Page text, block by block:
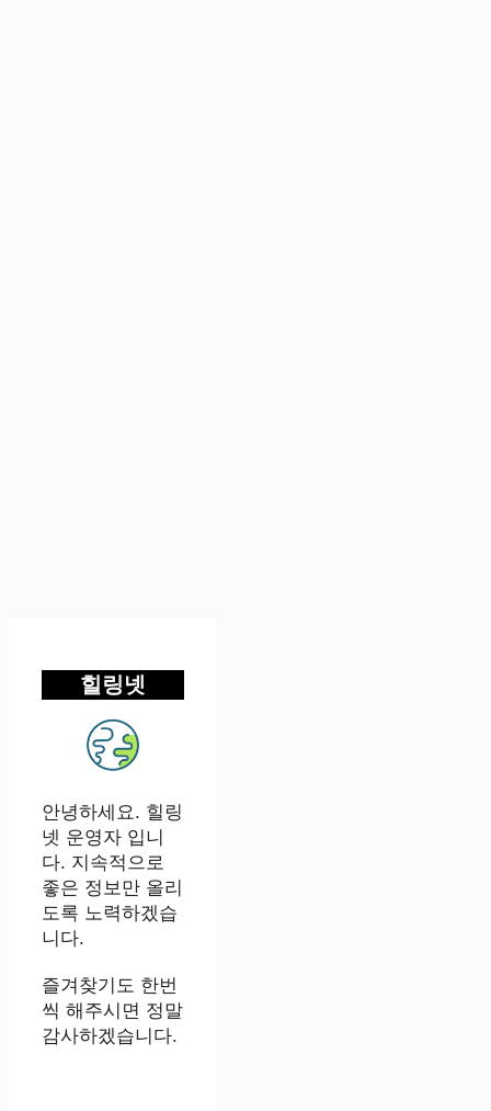
힐링넷
안녕하세요. 힐링
넷 운영자 입니
다. 지속적으로
좋은 정보만 올리
도록 노력하겠습
니다.
즐겨찾기도 한번
씩 해주시면 정말
감사하겠습니다.